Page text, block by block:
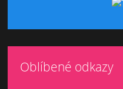
Oblíbené odkazy